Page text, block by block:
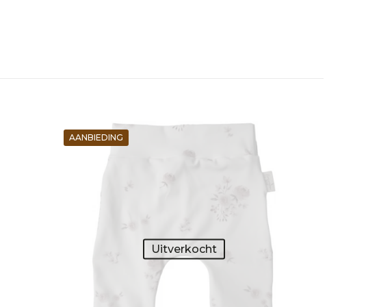
AANBIEDING
Uitverkocht